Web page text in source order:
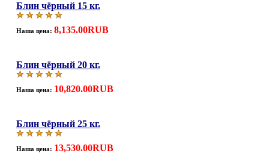
Блин чёрный 15 кг.
Наша цена: 8,135.00RUB
Блин чёрный 20 кг.
Наша цена: 10,820.00RUB
Блин чёрный 25 кг.
Наша цена: 13,530.00RUB